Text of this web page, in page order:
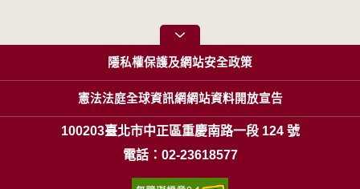
隱私權保護及網站安全政策
憲法法庭全球資訊網網站資料開放宣告
100203臺北市中正區重慶南路一段 124 號
電話：02-23618577